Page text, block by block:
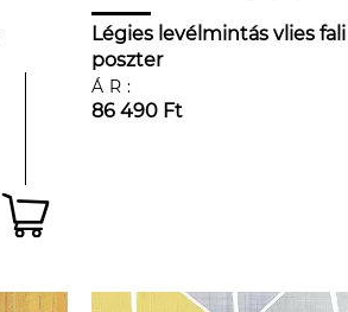
Légies levélmintás vlies fali
poszter
ÁR:
86 490 Ft